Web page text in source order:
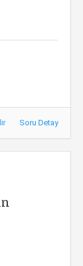
Soru Detay